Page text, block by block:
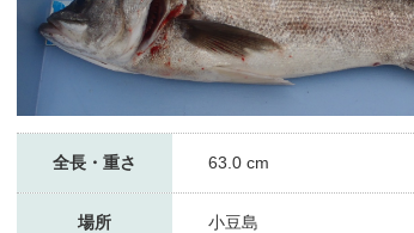
全長・重さ 63.0 cm
場所 小豆島